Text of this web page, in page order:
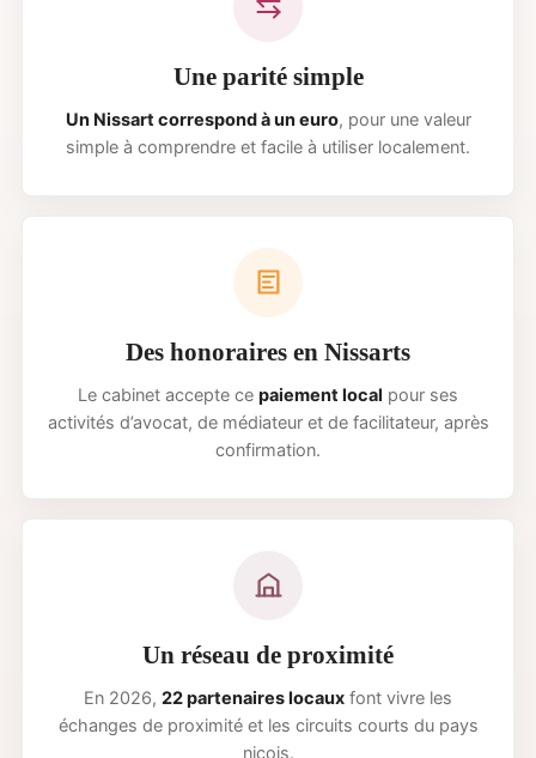
Une parité simple
Un Nissart correspond à un euro, pour une valeur
simple à comprendre et facile à utiliser localement.
Des honoraires en Nissarts
Le cabinet accepte ce paiement local pour ses
activités d’avocat, de médiateur et de facilitateur, après
confirmation.
Un réseau de proximité
En 2026, 22 partenaires locaux font vivre les
échanges de proximité et les circuits courts du pays
niçois.